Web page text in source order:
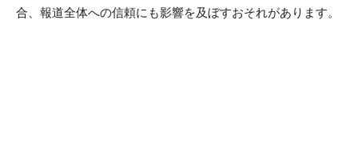
合、報道全体への信頼にも影響を及ぼすおそれがあります。